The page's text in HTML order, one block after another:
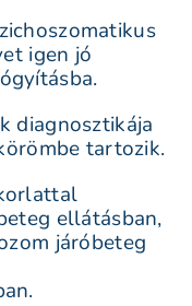
igen jó
diagnosztikája
tartozik.
ellátásban,
járóbeteg